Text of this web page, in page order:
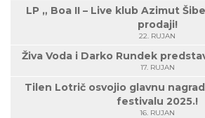
LP „ Boa II – Live klub Azimut
prodaji!
22. RUJAN
Živa Voda i Darko Rundek
17. RUJAN
Tilen Lotrič osvojio glavnu
festivalu 2025.!
16. RUJAN